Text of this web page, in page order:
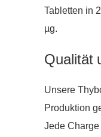
Tabletten in
µg.
Qualität
Unsere
Produktion
Jede